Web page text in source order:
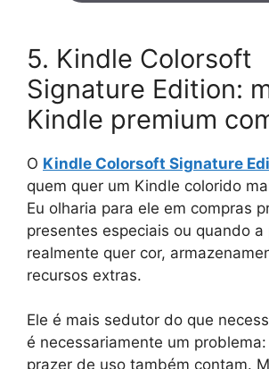
5. Kindle Colorsoft
Signature Edition:
Kindle premium
O Kindle Colorsoft Signature
quem quer um Kindle colorido
Eu olharia para ele em compras
presentes especiais ou quando a
realmente quer cor,
recursos extras.
Ele é mais sedutor do que
é necessariamente um
prazer de uso também contam.